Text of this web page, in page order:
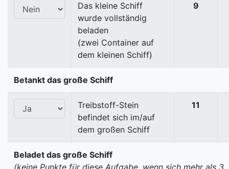
Das kleine Schiff
wurde vollständig
beladen
(zwei Container auf
dem kleinen Schiff)
9
Betankt das große Schiff
Treibstoff-Stein
befindet sich im/auf
dem großen Schiff
11
Beladet das große Schiff